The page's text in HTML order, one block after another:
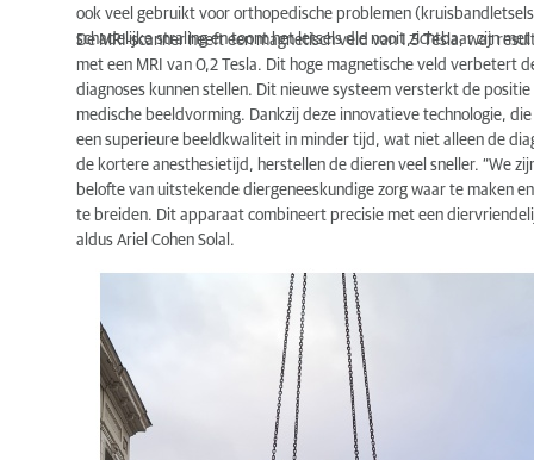
ook veel gebruikt voor orthopedische problemen
schadelijke straling en toont het letsels die nooit zichtbaar zijn
De MRI-scanner heeft een magnetisch veld van 1,5 Tesla, wat
met een MRI van 0,2 Tesla. Dit hoge magnetische veld verbetert
diagnoses kunnen stellen. Dit nieuwe systeem versterkt de
medische beeldvorming. Dankzij deze innovatieve technologie,
een superieure beeldkwaliteit in minder tijd, wat niet alleen de
de kortere anesthesietijd, herstellen de dieren veel sneller. “We
belofte van uitstekende diergeneeskundige zorg waar te maken
te breiden. Dit apparaat combineert precisie met een
aldus Ariel Cohen Solal.
Spectaculaire installatie